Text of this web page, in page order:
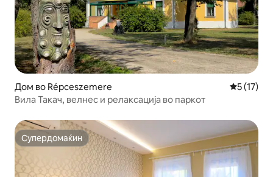
Дом во Répceszemere
5 (17)
Вила Такач, велнес и релаксација во паркот
Супердомаќин
Супердомаќин